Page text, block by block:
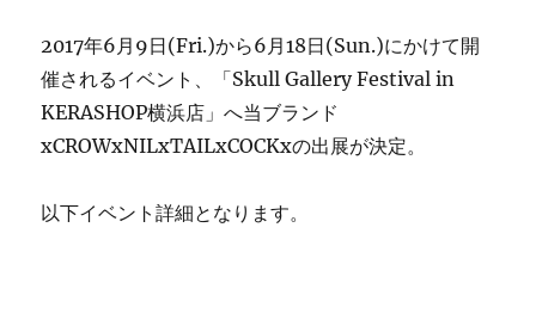
2017年6月9日(Fri.)から6月18日(Sun.)にかけて開
催されるイベント、「Skull Gallery Festival in
KERASHOP横浜店」へ当ブランド
xCROWxNILxTAILxCOCKxの出展が決定。
以下イベント詳細となります。